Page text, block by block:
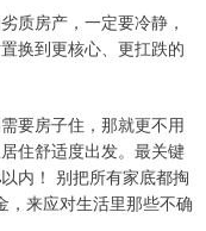
质房产，一定要冷静，
换到更核心、更扛跌的
要房子住，那就更不用
住舒适度出发。最关键
内！ 别把所有家底都掏
，来应对生活里那些不确